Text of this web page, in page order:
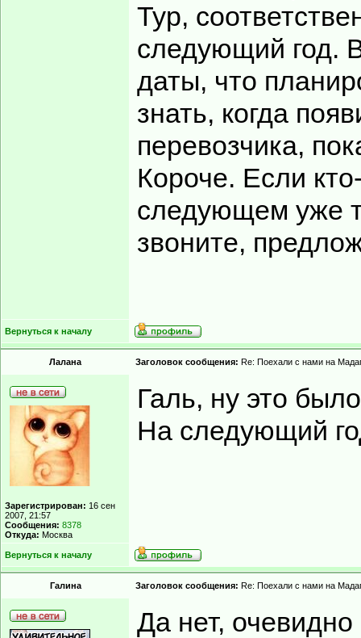
Тур,
следующий год.
даты, что
знать, когда
перевозчика,
Короче. Если
следующем уже
звоните,
Вернуться к началу
Лалана Заголовок сообщения: Re: Поехали с нами на
Зарегистрирован: 16 сен
2007, 21:57
Сообщения: 8378
Откуда: Москва
Галь, ну это
На следующий
Вернуться к началу
Гaлинa Заголовок сообщения: Re: Поехали с нами на
Да нет,